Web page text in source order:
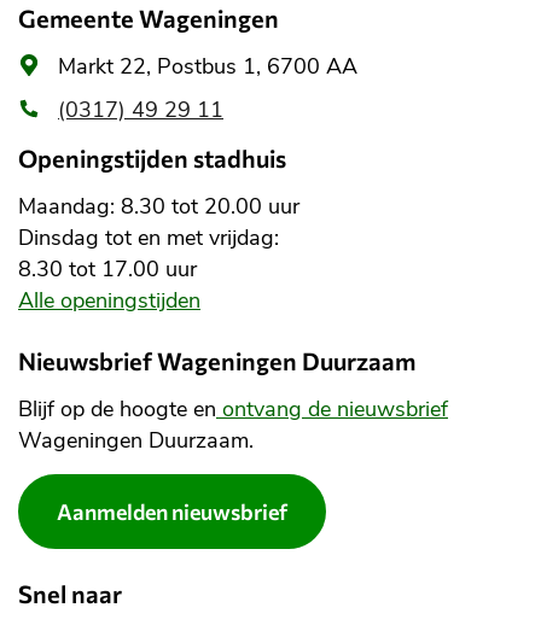
Gemeente Wageningen
Algemeen
adres
Markt 22, Postbus 1, 6700 AA
(0317) 49 29 11
Openingstijden stadhuis
Maandag: 8.30 tot 20.00 uur
Dinsdag tot en met vrijdag:
8.30 tot 17.00 uur
Alle openingstijden
Nieuwsbrief Wageningen Duurzaam
Blijf op de hoogte en ontvang de nieuwsbrief
Wageningen Duurzaam.
Aanmelden nieuwsbrief
Snel naar